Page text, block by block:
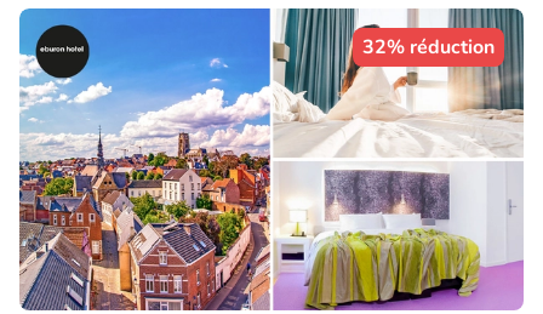
32% réduction